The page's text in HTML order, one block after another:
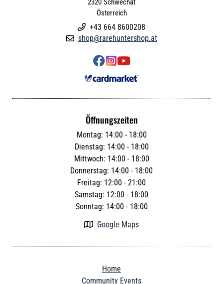
2320 Schwechat
Österreich
 +43 664 8600208
 shop@rarehuntershop.at

Öffnungszeiten
Montag: 14:00 - 18:00
Dienstag: 14:00 - 18:00
Mittwoch: 14:00 - 18:00
Donnerstag: 14:00 - 18:00
Freitag: 12:00 - 21:00
Samstag: 12:00 - 18:00
Sonntag: 14:00 - 18:00
 Google Maps
Home
Community Events